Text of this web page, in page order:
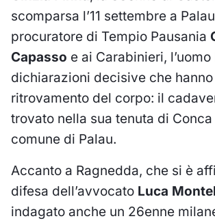
scomparsa l’11 settembre a
procuratore di Tempio Pausania
Capasso e ai Carabinieri,
dichiarazioni decisive che
ritrovamento del corpo: il
trovato nella sua tenuta di Conca
comune di Palau.
Accanto a Ragnedda, che si è
difesa dell’avvocato Luca
indagato anche un 26enne